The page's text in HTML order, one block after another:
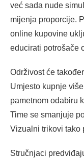
već sada nude
mijenja proporcije.
online kupovine
educirati potrošače
Održivost će
Umjesto kupnje
pametnom odabiru
Time se smanjuje
Vizualni trikovi tako
Stručnjaci